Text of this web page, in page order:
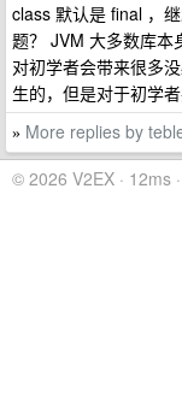
class 默认是 final ，
题？ JVM 大多数库本
对初学者会带来很多
生的，但是对于初学
» More replies by
© 2026 V2EX · 12ms